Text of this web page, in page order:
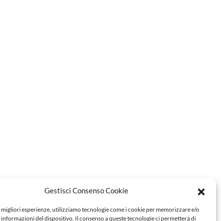
Gestisci Consenso Cookie
esperienze, utilizziamo tecnologie come i cookie per memorizzare e/o
informazioni del dispositivo. Il consenso a queste tecnologie ci permetterà di